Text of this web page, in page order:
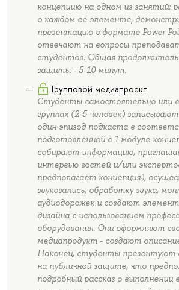
концепцию на одном из занятий:
о каждом её элементе,
презентацию в формате Power
отвечают на вопросы
студентов. Общая
защиты - 5-10 минут.
Групповой медиапроект
Студенты самостоятельно или
группах (2-5 человек)
один эпизод подкаста в
подготовленной в 1 модуле
собирают информацию,
интервью гостей и/или
предполагает концепция),
звукозапись, обработку звука,
аудиодорожек и создают
дизайна с использованием
оборудования. Они оформляют
медиапродукт - создают
Наконец, студенты презентуют
на публичной защите, что
подробный рассказ о выполнении